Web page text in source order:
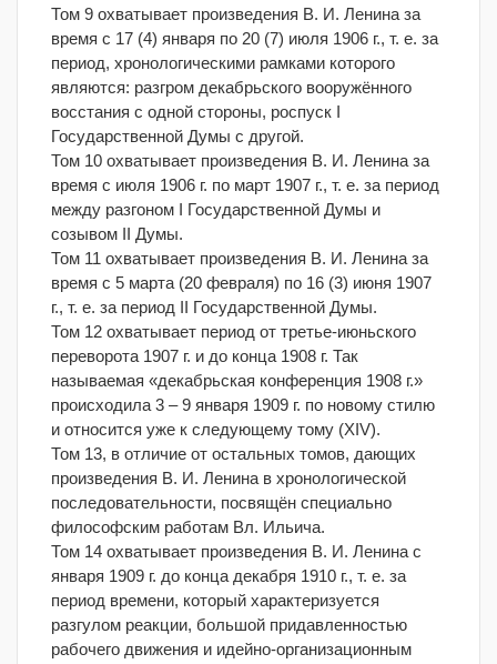
Том 9 охватывает произведения В. И. Ленина за
время с 17 (4) января по 20 (7) июля 1906 г., т. е. за
период, хронологическими рамками которого
являются: разгром декабрьского вооружённого
восстания с одной стороны, роспуск I
Государственной Думы с другой.
Том 10 охватывает произведения В. И. Ленина за
время с июля 1906 г. по март 1907 г., т. е. за период
между разгоном I Государственной Думы и
созывом II Думы.
Том 11 охватывает произведения В. И. Ленина за
время с 5 марта (20 февраля) по 16 (3) июня 1907
г., т. е. за период II Государственной Думы.
Том 12 охватывает период от третье-июньского
переворота 1907 г. и до конца 1908 г. Так
называемая «декабрьская конференция 1908 г.»
происходила 3 – 9 января 1909 г. по новому стилю
и относится уже к следующему тому (XIV).
Том 13, в отличие от остальных томов, дающих
произведения В. И. Ленина в хронологической
последовательности, посвящён специально
философским работам Вл. Ильича.
Том 14 охватывает произведения В. И. Ленина с
января 1909 г. до конца декабря 1910 г., т. е. за
период времени, который характеризуется
разгулом реакции, большой придавленностью
рабочего движения и идейно-организационным